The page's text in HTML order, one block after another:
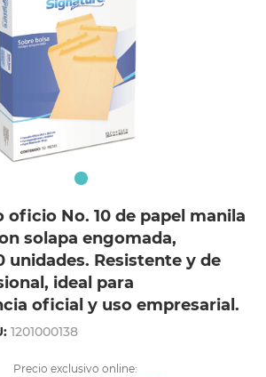
oficio No. 10 de papel manila
solapa engomada,
unidades. Resistente y de
ideal para
oficial y uso empresarial.
1201000138
Precio exclusivo online: